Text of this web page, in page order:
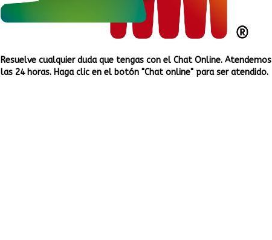
Resuelve cualquier duda que tengas con el Chat Online. Atendemos
las 24 horas. Haga clic en el botón "Chat online" para ser atendido.